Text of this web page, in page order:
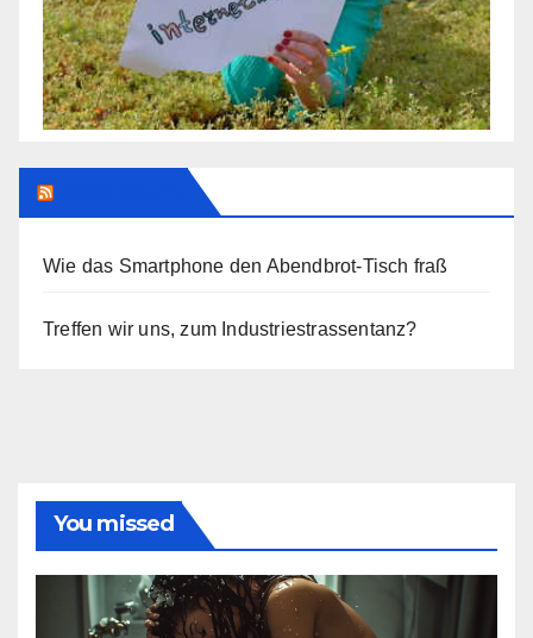
Wie das Smartphone den Abendbrot-Tisch fraß
Treffen wir uns, zum Industriestrassentanz?
You missed